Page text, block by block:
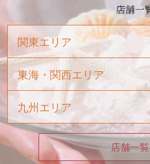
店舗一
関東エリア
東海・関西エリア
九州エリア
店舗一